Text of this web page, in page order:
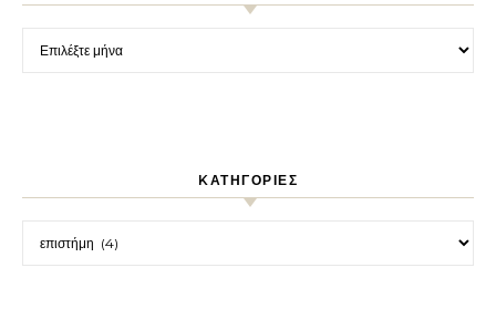
Ιστορικό
KΑΤΗΓΟΡΊΕΣ
Kατηγορίες